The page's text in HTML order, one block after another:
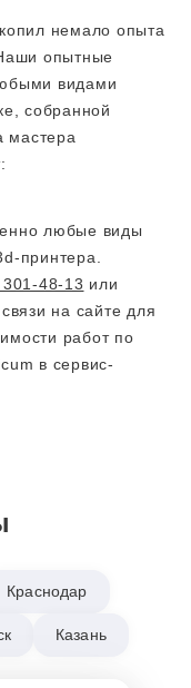
немало опыта
опытные
видами
собранной
мастера
любые виды
принтера.
48-13 или
на сайте для
работ по
в сервис-
Краснодар
Казань